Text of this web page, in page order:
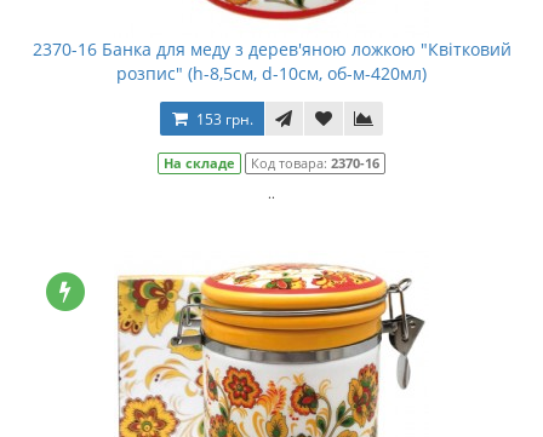
2370-16 Банка для меду з дерев'яною ложкою "Квітковий
розпис" (h-8,5см, d-10см, об-м-420мл)
153 грн.
На складе Код товара: 2370-16
..